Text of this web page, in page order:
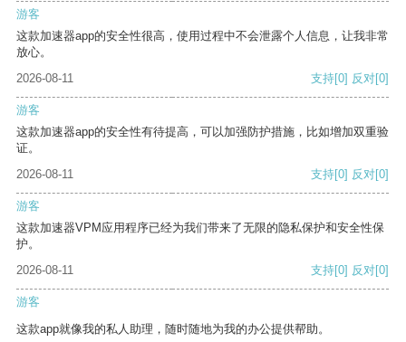
游客
这款加速器app的安全性很高，使用过程中不会泄露个人信息，让我非常
放心。
2026-08-11
支持[0] 反对[0]
游客
这款加速器app的安全性有待提高，可以加强防护措施，比如增加双重验
证。
2026-08-11
支持[0] 反对[0]
游客
这款加速器VPM应用程序已经为我们带来了无限的隐私保护和安全性保
护。
2026-08-11
支持[0] 反对[0]
游客
这款app就像我的私人助理，随时随地为我的办公提供帮助。